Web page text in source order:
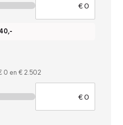
,-
0 en € 2.502